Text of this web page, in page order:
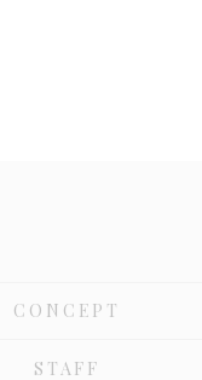
CONCEPT
STAFF